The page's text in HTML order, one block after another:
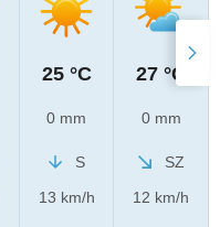
25 °C
0 mm
S
13 km/h
27 °C
0 mm
SZ
12 km/h